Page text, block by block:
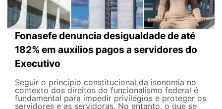
Fonasefe denuncia desigualdade de até
182% em auxílios pagos a servidores do
Executivo
Seguir o princípio constitucional da isonomia no
contexto dos direitos do funcionalismo federal é
fundamental para impedir privilégios e proteger os
servidores e as servidoras. No entanto, o que se